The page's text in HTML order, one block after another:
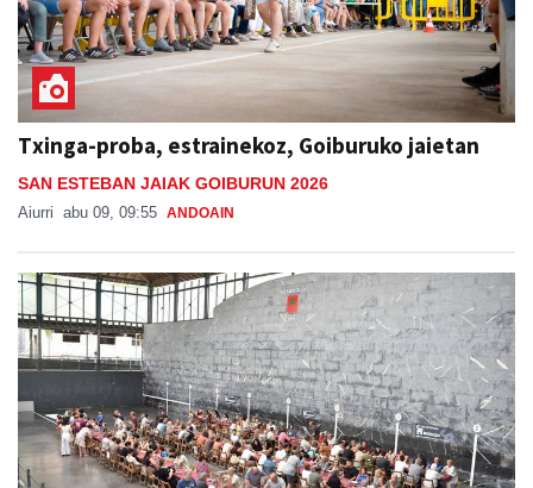
Txinga-proba, estrainekoz, Goiburuko jaietan
SAN ESTEBAN JAIAK GOIBURUN 2026
Aiurri abu 09, 09:55 ANDOAIN